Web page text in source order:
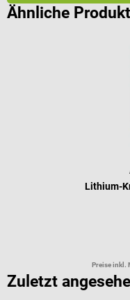
Ähnliche
Lithium-
Preise inkl.
Zuletzt